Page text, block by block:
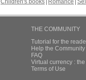
Children's books Romance
THE COMMUNITY
Tutorial for the
Help the
FAQ
Virtual currency :
Terms of Use